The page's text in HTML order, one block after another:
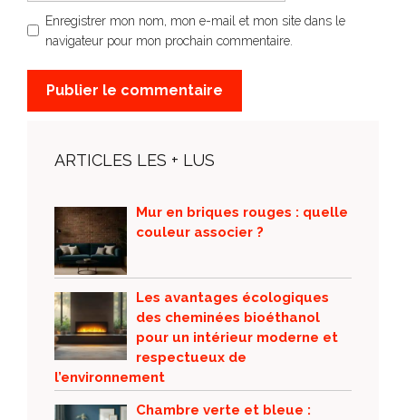
Enregistrer mon nom, mon e-mail et mon site dans le
navigateur pour mon prochain commentaire.
ARTICLES LES + LUS
Mur en briques rouges : quelle
couleur associer ?
Les avantages écologiques
des cheminées bioéthanol
pour un intérieur moderne et
respectueux de
l’environnement
Chambre verte et bleue :